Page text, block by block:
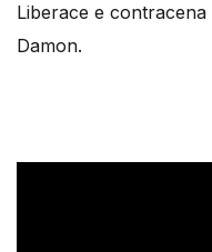
Liberace e
Damon.